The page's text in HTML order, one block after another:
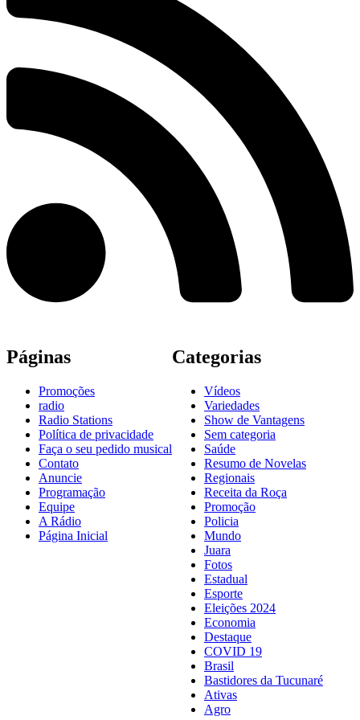
Páginas
Promoções
radio
Radio Stations
Política de privacidade
Faça o seu pedido musical
Contato
Anuncie
Programação
Equipe
A Rádio
Página Inicial
Categorias
Vídeos
Variedades
Show de Vantagens
Sem categoria
Saúde
Resumo de Novelas
Regionais
Receita da Roça
Promoção
Policia
Mundo
Juara
Fotos
Estadual
Esporte
Eleições 2024
Economia
Destaque
COVID 19
Brasil
Bastidores da Tucunaré
Ativas
Agro